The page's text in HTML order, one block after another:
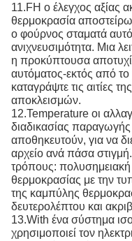
11.FH ο έλεγχος αξίας
θερμοκρασία
ο φούρνος σταματά
ανιχνευσιμότητα. Μια
η προκύπτουσα
αυτόματος-εκτός από
καταγράψτε τις αιτίες
αποκλεισμών.
12.Temperature οι
διαδικασίας
αποθηκευτούν, για να
αρχείο ανά πάσα
τρόπους:
θερμοκρασίας με την
της καμπύλης
δευτερολέπτου και
13.With ένα σύστημα
χρησιμοποιεί τον